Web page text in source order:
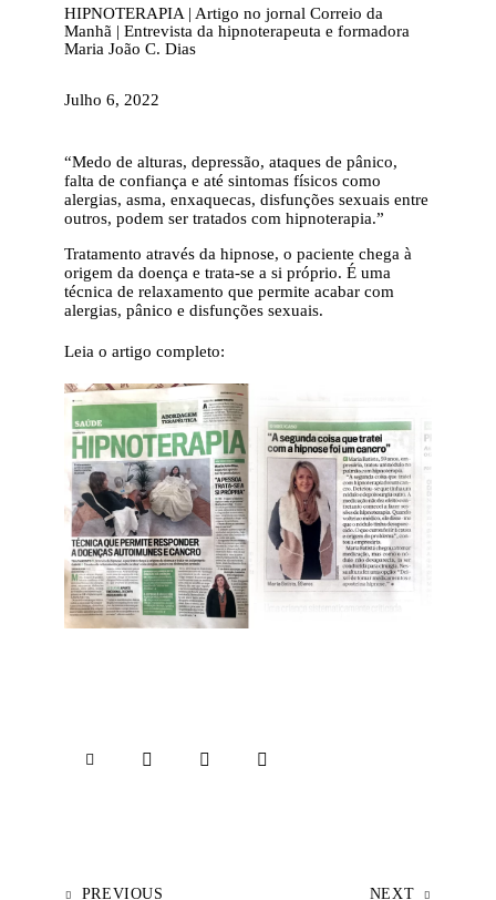
HIPNOTERAPIA | Artigo no jornal Correio da
Manhã | Entrevista da hipnoterapeuta e formadora
Maria João C. Dias
Julho 6, 2022
“Medo de alturas, depressão, ataques de pânico,
falta de confiança e até sintomas físicos como
alergias, asma, enxaquecas, disfunções sexuais entre
outros, podem ser tratados com hipnoterapia.”
Tratamento através da hipnose, o paciente chega à
origem da doença e trata-se a si próprio. É uma
técnica de relaxamento que permite acabar com
alergias, pânico e disfunções sexuais.
Leia o artigo completo:
PREVIOUS NEXT